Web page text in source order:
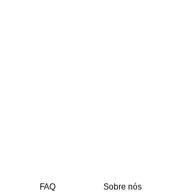
FAQ Sobre nós